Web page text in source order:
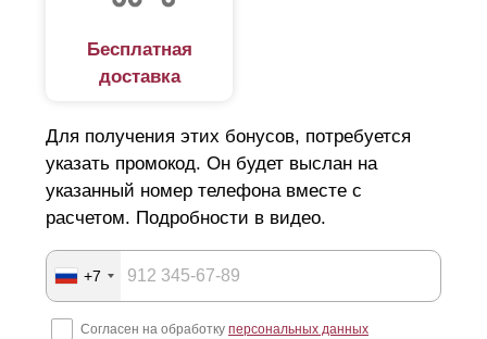
Бесплатная
доставка
Для получения этих бонусов, потребуется
указать промокод. Он будет выслан на
указанный номер телефона вместе с
расчетом. Подробности в видео.
+7
Согласен на обработку персональных данных